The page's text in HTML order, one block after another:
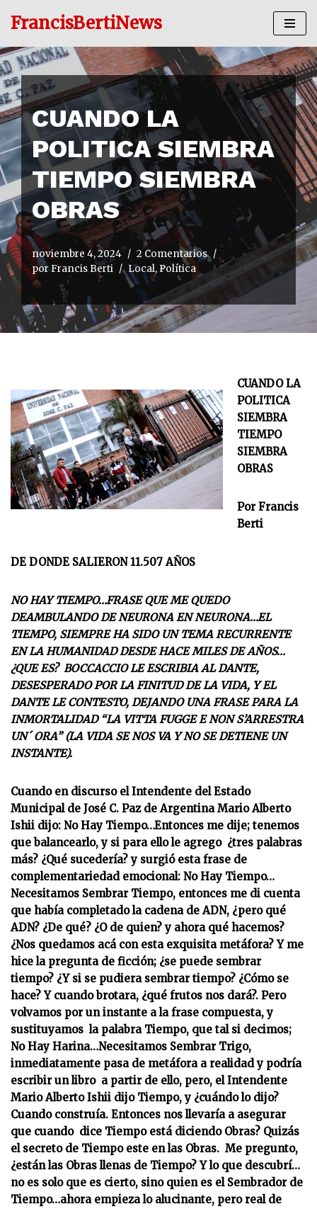
al
contenido
FrancisBertiNews
CUANDO LA
POLITICA SIEMBRA
TIEMPO SIEMBRA
OBRAS
noviembre 4, 2024
2 Comentarios
porFrancis Berti Local,Política
CUANDO LA
POLITICA
SIEMBRA
TIEMPO
SIEMBRA
OBRAS
Por Francis
Berti
DE DONDE SALIERON 11.507 AÑOS
NO HAY TIEMPO…FRASE QUE ME QUEDO
DEAMBULANDO DE NEURONA EN NEURONA…EL
TIEMPO, SIEMPRE HA SIDO UN TEMA RECURRENTE
EN LA HUMANIDAD DESDE HACE MILES DE AÑOS…
¿QUE ES? BOCCACCIO LE ESCRIBIA AL DANTE,
DESESPERADO POR LA FINITUD DE LA VIDA, Y EL
DANTE LE CONTESTO, DEJANDO UNA FRASE PARA LA
INMORTALIDAD “LA VITTA FUGGE E NON S’ARRESTRA
UN´ ORA” (LA VIDA SE NOS VA Y NO SE DETIENE UN
INSTANTE).
Cuando en discurso el Intendente del Estado
Municipal de José C. Paz de Argentina Mario Alberto
Ishii dijo: No Hay Tiempo…Entonces me dije; tenemos
que balancearlo, y si para ello le agrego ¿tres palabras
más? ¿Qué sucedería? y surgió esta frase de
complementariedad emocional: No Hay Tiempo…
Necesitamos Sembrar Tiempo, entonces me di cuenta
que había completado la cadena de ADN, ¿pero qué
ADN? ¿De qué? ¿O de quien? y ahora qué hacemos?
¿Nos quedamos acá con esta exquisita metáfora? Y me
hice la pregunta de ficción; ¿se puede sembrar
tiempo? ¿Y si se pudiera sembrar tiempo? ¿Cómo se
hace? Y cuando brotara, ¿qué frutos nos dará?. Pero
volvamos por un instante a la frase compuesta, y
sustituyamos la palabra Tiempo, que tal si decimos;
No Hay Harina…Necesitamos Sembrar Trigo,
inmediatamente pasa de metáfora a realidad y podría
escribir un libro a partir de ello, pero, el Intendente
Mario Alberto Ishii dijo Tiempo, y ¿cuándo lo dijo?
Cuando construía. Entonces nos llevaría a asegurar
que cuando dice Tiempo está diciendo Obras? Quizás
el secreto de Tiempo este en las Obras. Me pregunto,
¿están las Obras llenas de Tiempo? Y lo que descubrí…
no es solo que es cierto, sino quien es el Sembrador de
Tiempo…ahora empieza lo alucinante, pero real de